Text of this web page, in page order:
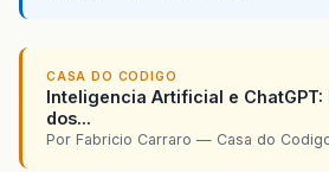
CASA DO CODIGO
Inteligencia Artificial e ChatGPT:
dos...
Por Fabricio Carraro — Casa do